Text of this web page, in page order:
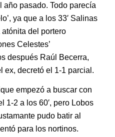
año pasado. Todo parecía
ya que a los 33′ Salinas
del portero
Celestes’
después Raúl Becerra,
ex, decretó el 1-1 parcial.
empezó a buscar con
1-2 a los 60′, pero Lobos
pudo batir al
para los nortinos.